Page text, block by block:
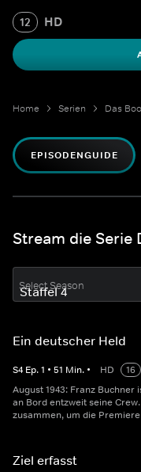
12 HD
Home Serien Das
EPISODENGUIDE
Stream die Serie
Select Season
Ein deutscher Held
S4 Ep.1 • 51 Min. • HD
16
August 1943: Franz Buchner
an Bord entzweit seine
zusammen, um die
Ziel erfasst